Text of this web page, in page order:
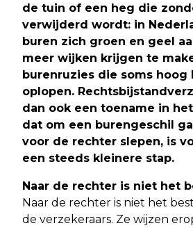
de tuin of een heg die
verwijderd wordt: in
buren zich groen en geel
meer wijken krijgen te
burenruzies die soms hoog
oplopen.
dan ook een toename in
dat om een burengeschil
voor de rechter slepen, is
een steeds kleinere stap.
Naar de rechter is niet het
Naar de rechter is niet het
de verzekeraars. Ze wijzen